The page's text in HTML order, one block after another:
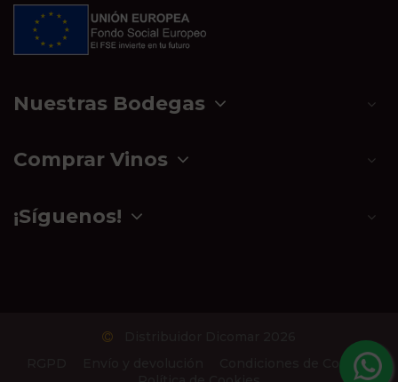
Nuestras Bodegas
Comprar Vinos
¡Síguenos!
Condiciones de Compra